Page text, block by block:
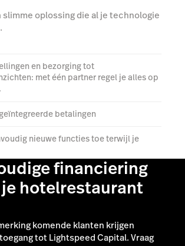
slimme oplossing die al je technologie
en bezorging tot
met één partner regel je alles op
betalingen
nieuwe functies toe terwijl je
expert
financiering
hotelrestaurant
komende klanten krijgen
tot Lightspeed Capital. Vraag